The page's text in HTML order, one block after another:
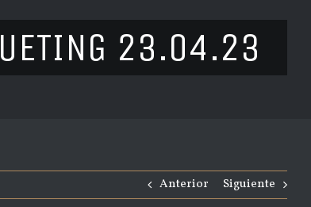
23.04.23
Anterior Siguiente